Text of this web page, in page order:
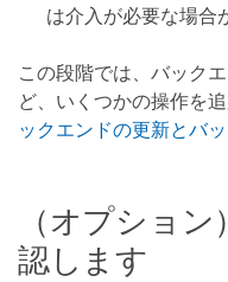
は介入が必要な場合
この段階では、バック
ど、いくつかの操作を
ックエンドの更新とバ
（オプショ
認します